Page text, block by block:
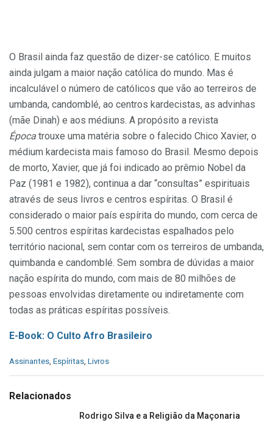
O Brasil ainda faz questão de dizer-se católico. E muitos
ainda julgam a maior nação católica do mundo. Mas é
incalculável o número de católicos que vão ao terreiros de
umbanda, candomblé, ao centros kardecistas, as advinhas
(mãe Dinah) e aos médiuns. A propósito a revista
Época trouxe uma matéria sobre o falecido Chico Xavier, o
médium kardecista mais famoso do Brasil. Mesmo depois
de morto, Xavier, que já foi indicado ao prêmio Nobel da
Paz (1981 e 1982), continua a dar “consultas” espirituais
através de seus livros e centros espíritas. O Brasil é
considerado o maior país espírita do mundo, com cerca de
5.500 centros espíritas kardecistas espalhados pelo
território nacional, sem contar com os terreiros de umbanda,
quimbanda e candomblé. Sem sombra de dúvidas a maior
nação espírita do mundo, com mais de 80 milhões de
pessoas envolvidas diretamente ou indiretamente com
todas as práticas espíritas possíveis.
E-Book: O Culto Afro Brasileiro
C
e
Assinantes Espíritas Livros
Relacionados
Rodrigo Silva e a Religião da Maçonaria